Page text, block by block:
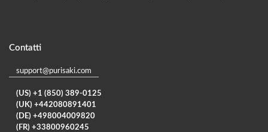
Contatti
support@purisaki.com
(US) +1 (850) 389-0125
(UK) +442080891401
(DE) +498004009820
(FR) +33800960245